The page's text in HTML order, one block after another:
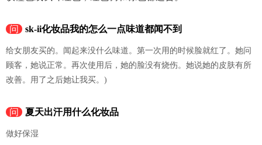
问 sk-ii化妆品我的怎么一点味道都闻不到
给女朋友买的。闻起来没什么味道。第一次用的时候脸就红了。她问
顾客，她说正常。再次使用后，她的脸没有烧伤。她说她的皮肤有所
改善。用了之后她让我买。)
问 夏天出汗用什么化妆品
做好保湿